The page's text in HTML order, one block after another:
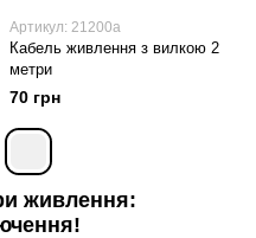
Артикул: 21200a
Кабель живлення з вилкою 2
метри
70 грн
живлення: